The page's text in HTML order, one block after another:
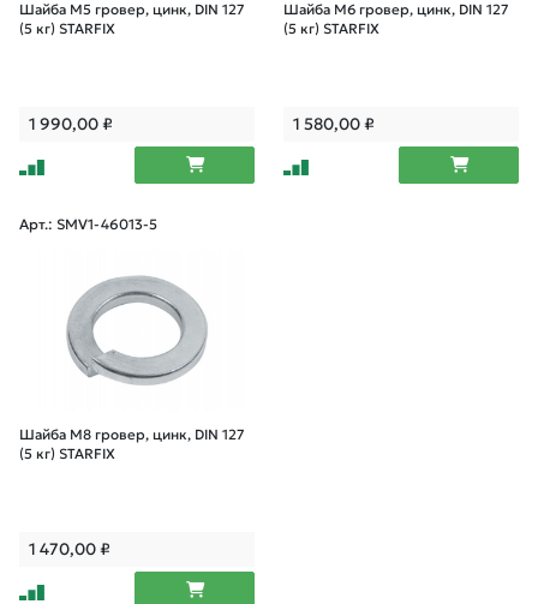
Шайба М5 гровер, цинк, DIN 127
(5 кг) STARFIX
1 990,00₽
Шайба М6 гровер, цинк, DIN 127
(5 кг) STARFIX
1 580,00₽
Арт.: SMV1-46013-5
Шайба М8 гровер, цинк, DIN 127
(5 кг) STARFIX
1 470,00₽